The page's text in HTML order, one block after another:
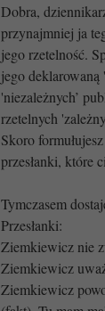
Dobra,
przynajmniej ja
jego rzetelność.
jego deklarowaną
'niezależnych’
rzetelnych
Skoro
przesłanki, które
Tymczasem
Przesłanki:
Ziemkiewicz nie
Ziemkiewicz
Ziemkiewicz